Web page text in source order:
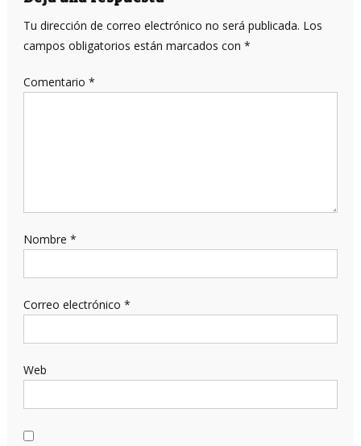
Tu dirección de correo electrónico no será publicada. Los
campos obligatorios están marcados con *
Comentario *
Nombre *
Correo electrónico *
Web